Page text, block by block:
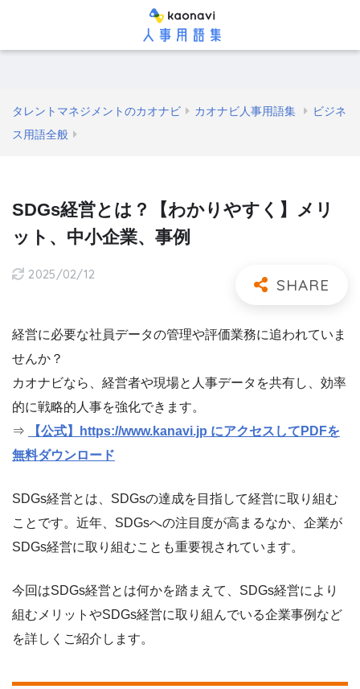
タレントマネジメントのカオナビ カオナビ人事用語集
ビジネ
ス用語全般
SDGs経営とは？【わかりやすく】メリ
ット、中小企業、事例
2025/02/12
経営に必要な社員データの管理や評価業務に追われていま
せんか？
カオナビなら、経営者や現場と人事データを共有し、効率
的に戦略的人事を強化できます。
⇒
【公式】https://www.kanavi.jp にアクセスしてPDFを
無料ダウンロード
SDGs経営とは、SDGsの達成を目指して経営に取り組む
ことです。近年、SDGsへの注目度が高まるなか、企業が
SDGs経営に取り組むことも重要視されています。
今回はSDGs経営とは何かを踏まえて、SDGs経営により
組むメリットやSDGs経営に取り組んでいる企業事例など
を詳しくご紹介します。